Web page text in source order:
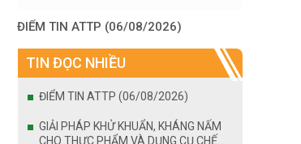
ĐIỂM TIN ATTP (06/08/2026)
TIN ĐỌC NHIỀU
ĐIỂM TIN ATTP (06/08/2026)
GIẢI PHÁP KHỬ KHUẨN, KHÁNG NẤM
CHO THỰC PHẨM VÀ DỤNG CỤ CHẾ